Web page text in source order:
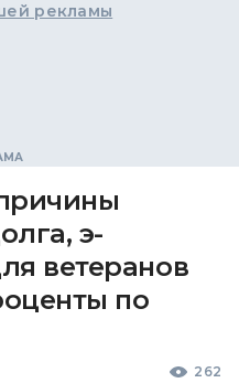
рекламы
э-
ветеранов
по
262